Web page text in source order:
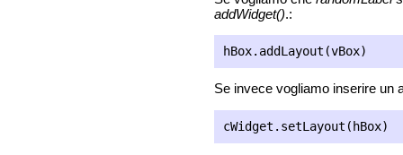
addWidget().:
Se invece vogliamo inserire un